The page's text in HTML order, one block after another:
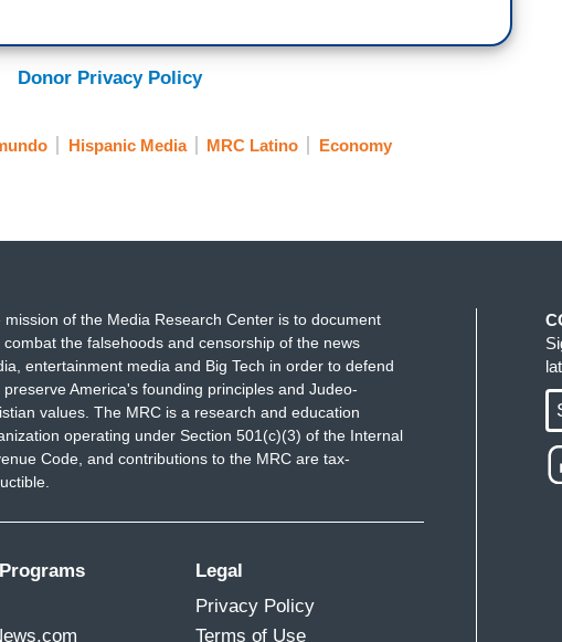
Donor Privacy Policy
Hispanic Media MRC Latino Economy
mission of the Media Research Center is to document
combat the falsehoods and censorship of the news
entertainment media and Big Tech in order to defend
preserve America's founding principles and Judeo-
values. The MRC is a research and education
operating under Section 501(c)(3) of the Internal
Code, and contributions to the MRC are tax-
Legal
Privacy Policy
Terms of Use